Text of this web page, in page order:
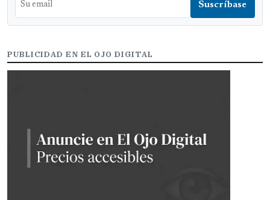
PUBLICIDAD EN EL OJO DIGITAL